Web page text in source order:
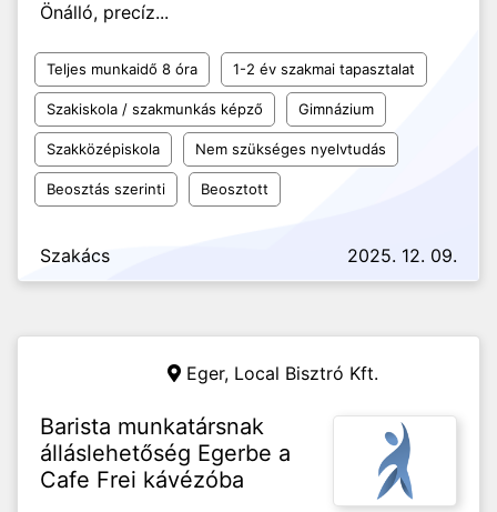
Önálló, precíz...
Teljes munkaidő 8 óra 1-2 év szakmai tapasztalat
Szakiskola / szakmunkás képző Gimnázium
Szakközépiskola Nem szükséges nyelvtudás
Beosztás szerinti Beosztott
Szakács 2025. 12. 09.
Eger, Local Bisztró Kft.
Barista munkatársnak
álláslehetőség Egerbe a
Cafe Frei kávézóba